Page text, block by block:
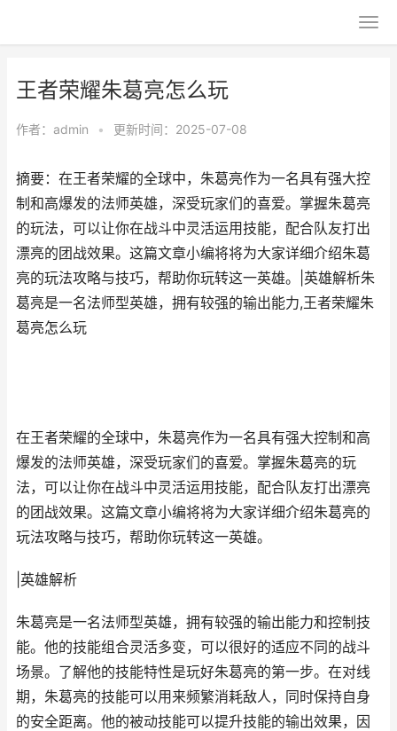
王者荣耀朱葛亮怎么玩
作者： admin • 更新时间：2025-07-08
摘要：在王者荣耀的全球中，朱葛亮作为一名具有强大控
制和高爆发的法师英雄，深受玩家们的喜爱。掌握朱葛亮
的玩法，可以让你在战斗中灵活运用技能，配合队友打出
漂亮的团战效果。这篇文章小编将将为大家详细介绍朱葛
亮的玩法攻略与技巧，帮助你玩转这一英雄。|英雄解析朱
葛亮是一名法师型英雄，拥有较强的输出能力,王者荣耀朱
葛亮怎么玩
在王者荣耀的全球中，朱葛亮作为一名具有强大控制和高
爆发的法师英雄，深受玩家们的喜爱。掌握朱葛亮的玩
法，可以让你在战斗中灵活运用技能，配合队友打出漂亮
的团战效果。这篇文章小编将将为大家详细介绍朱葛亮的
玩法攻略与技巧，帮助你玩转这一英雄。
|英雄解析
朱葛亮是一名法师型英雄，拥有较强的输出能力和控制技
能。他的技能组合灵活多变，可以很好的适应不同的战斗
场景。了解他的技能特性是玩好朱葛亮的第一步。在对线
期，朱葛亮的技能可以用来频繁消耗敌人，同时保持自身
的安全距离。他的被动技能可以提升技能的输出效果，因